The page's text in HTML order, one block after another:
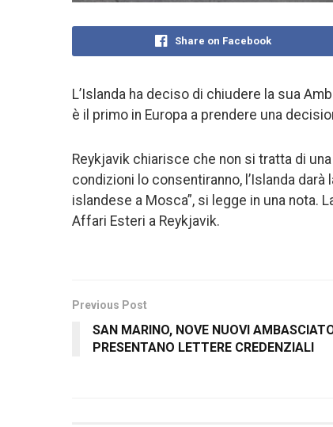
Share on Facebook
L’Islanda ha deciso di chiudere la sua
è il primo in Europa a prendere una
Reykjavik chiarisce che non si tratta di
condizioni lo consentiranno, l’Islanda
islandese a Mosca”, si legge in una nota.
Affari Esteri a Reykjavik.
Previous Post
SAN MARINO, NOVE NUOVI
PRESENTANO LETTERE CREDENZIALI